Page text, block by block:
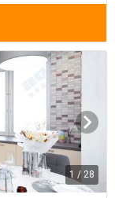
1 / 28